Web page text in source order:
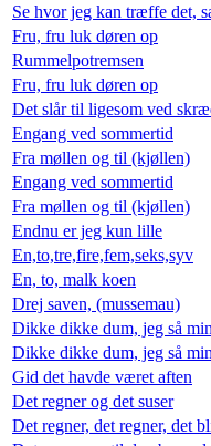
Se hvor jeg kan træffe det,
Fru, fru luk døren op
Rummelpotremsen
Fru, fru luk døren op
Det slår til ligesom ved
Engang ved sommertid
Fra møllen og til (kjøllen)
Engang ved sommertid
Fra møllen og til (kjøllen)
Endnu er jeg kun lille
En,to,tre,fire,fem,seks,syv
En, to, malk koen
Drej saven, (mussemau)
Dikke dikke dum, jeg så
Dikke dikke dum, jeg så
Gid det havde været aften
Det regner og det suser
Det regner, det regner, det